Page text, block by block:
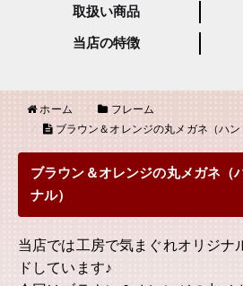
取扱い商品
当店の特徴
ホーム
フレーム
ブラウン＆オレンジの丸メガネ（ハン
ブラウン＆オレンジの丸メガネ（
ナル）
当店では工房で気まぐれオリジナ
ドしています♪